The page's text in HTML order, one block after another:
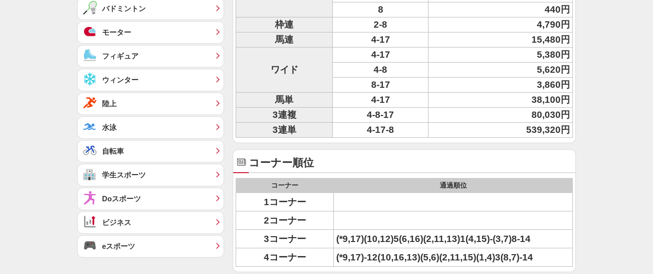
8
440円
枠連
2-8
4,790円
馬連
4-17 15,480円
ワイド
4-17
5,380円
4-8
5,620円
8-17
3,860円
馬単
4-17
38,100円
3連複
4-8-17
80,030円
3連単
4-17-8 539,320円
コーナー順位
コーナー 通過順位
1コーナー
2コーナー
3コーナー
(*9,17)(10,12)5(6,16)(2,11,13)1(4,15)-(3,7)8-14
4コーナー
(*9,17)-12(10,16,13)(5,6)(2,11,15)(1,4)3(8,7)-14
バドミントン
モーター
フィギュア
ウィンター
陸上
水泳
自転車
学生スポーツ
Doスポーツ
ビジネス
eスポーツ